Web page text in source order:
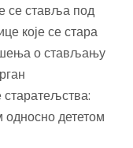
се ставља под
које се стара
о стављању
старатељства:
дететом